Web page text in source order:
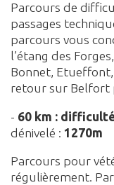
Parcours de
passages
parcours vous
l’étang des
Bonnet,
retour sur Belfort
- 60 km :
dénivelé : 1270m
Parcours pour
régulièrement.